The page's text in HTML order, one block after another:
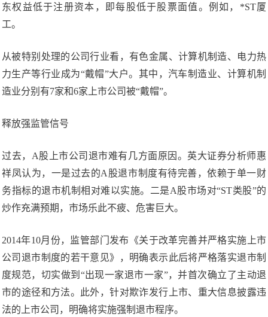
东权益低于注册资本，即每股低于股票面值。例如，*ST厦
工。
从被特别处理的公司行业看，有色金属、计算机制造、电力热
力生产等行业成为“戴帽”大户。其中，汽车制造业、计算机制
造业分别有7家和6家上市公司被“戴帽”。
释放强监管信号
过去，A股上市公司退市难有几方面原因。英大证券分析师惠
祥凤认为，一是过去的A股退市制度有待完善，依赖于单一财
务指标的退市机制相对难以实施。二是A股市场对“ST类股”的
炒作充满预期，市场乐此不疲、危害巨大。
2014年10月份，监管部门发布《关于改革完善并严格实施上市
公司退市制度的若干意见》，明确表示此后将严格落实退市制
度规范，切实做到“出现一家退市一家”，并首次确立了主动退
市的途径和方法。此外，针对欺诈发行上市、重大信息披露违
法的上市公司，明确将实施强制退市程序。